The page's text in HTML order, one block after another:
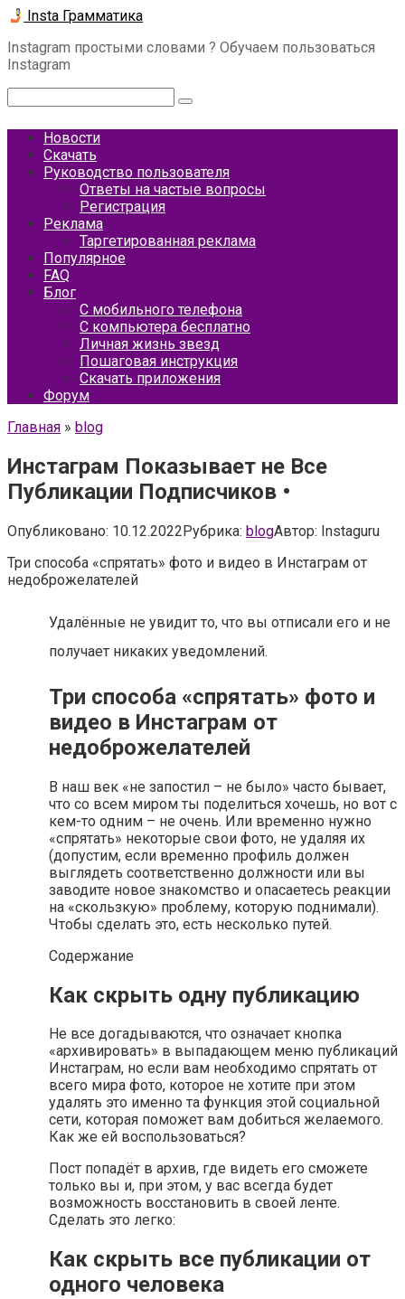
Перейти
контенту
Insta Грамматика
Instagram простыми словами ? Обучаем пользоваться
Instagram
Новости
Скачать
Руководство пользователя
Ответы на частые вопросы
Регистрация
Реклама
Таргетированная реклама
Популярное
FAQ
Блог
С мобильного телефона
С компьютера бесплатно
Личная жизнь звезд
Пошаговая инструкция
Скачать приложения
Форум
Главная » blog
Инстаграм Показывает не Все
Публикации Подписчиков •
Опубликовано: 10.12.2022Рубрика: blogАвтор: Instaguru
Три способа «спрятать» фото и видео в Инстаграм от
недоброжелателей
Удалённые не увидит то, что вы отписали его и не
получает никаких уведомлений.
Три способа «спрятать» фото и
видео в Инстаграм от
недоброжелателей
В наш век «не запостил – не было» часто бывает,
что со всем миром ты поделиться хочешь, но вот с
кем-то одним – не очень. Или временно нужно
«спрятать» некоторые свои фото, не удаляя их
(допустим, если временно профиль должен
выглядеть соответственно должности или вы
заводите новое знакомство и опасаетесь реакции
на «скользкую» проблему, которую поднимали).
Чтобы сделать это, есть несколько путей.
Содержание
Как скрыть одну публикацию
Не все догадываются, что означает кнопка
«архивировать» в выпадающем меню публикаций
Инстаграм, но если вам необходимо спрятать от
всего мира фото, которое не хотите при этом
удалять это именно та функция этой социальной
сети, которая поможет вам добиться желаемого.
Как же ей воспользоваться?
Пост попадёт в архив, где видеть его сможете
только вы и, при этом, у вас всегда будет
возможность восстановить в своей ленте.
Сделать это легко:
Как скрыть все публикации от
одного человека